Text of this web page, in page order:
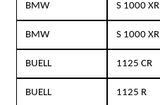
BMW S 1000 XR
BMW S 1000 XR
BUELL 1125 CR
BUELL 1125 R